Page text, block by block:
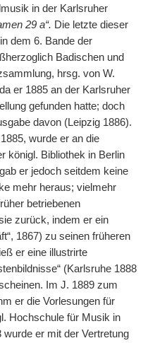
in der Karlsruher
29 a“. Die letzte dieser
in dem 6. Bande der
Badischen und
hrsg. von W.
er 1885 an der Karlsruher
gefunden hatte; doch
davon (Leipzig 1886).
wurde er an die
königl. Bibliothek in Berlin
er jedoch seitdem keine
mehr heraus; vielmehr
betriebenen
zurück, indem er ein
1867) zu seinen früheren
er eine illustrirte
(Karlsruhe 1888
Im J. 1889 zum
er die Vorlesungen für
Hochschule für Musik in
wurde er mit der Vertretung